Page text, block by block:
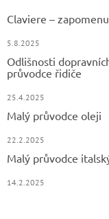
Claviere –
5.8.2025
Odlišnosti
průvodce řidiče
25.4.2025
Malý průvodce oleji
22.2.2025
Malý průvodce
14.2.2025